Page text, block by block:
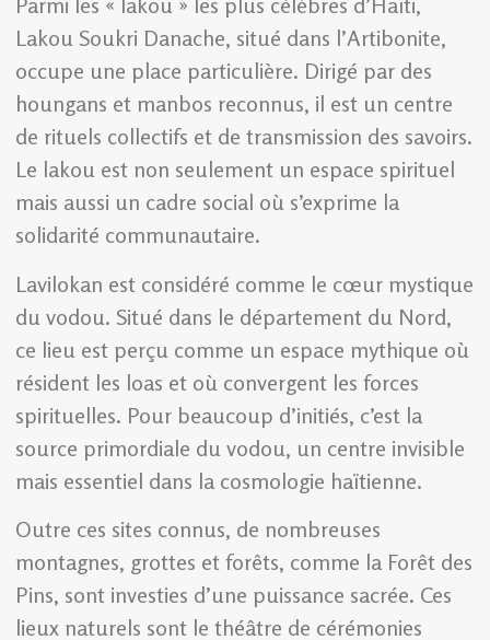
Lakou Soukri Danache, situé dans l’Artibonite,
occupe une place particulière. Dirigé par des
houngans et manbos reconnus, il est un centre
de rituels collectifs et de transmission des savoirs.
Le lakou est non seulement un espace spirituel
mais aussi un cadre social où s’exprime la
solidarité communautaire.
Lavilokan est considéré comme le cœur mystique
du vodou. Situé dans le département du Nord,
ce lieu est perçu comme un espace mythique où
résident les loas et où convergent les forces
spirituelles. Pour beaucoup d’initiés, c’est la
source primordiale du vodou, un centre invisible
mais essentiel dans la cosmologie haïtienne.
Outre ces sites connus, de nombreuses
montagnes, grottes et forêts, comme la Forêt des
Pins, sont investies d’une puissance sacrée. Ces
lieux naturels sont le théâtre de cérémonies